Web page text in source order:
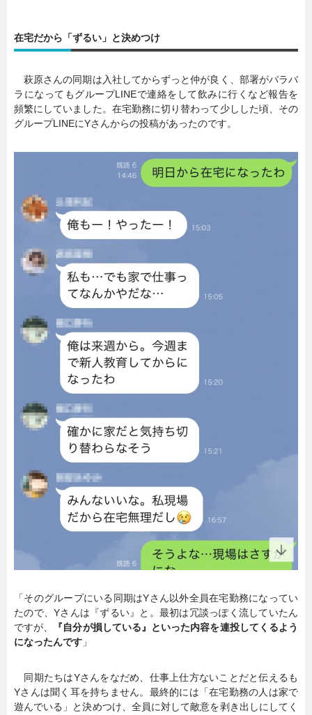
在宅だから「ずるい」と決めつけ
萩原さんの同期は入社してからずっと仲が良く、部署がバラバ
ラになってもグループLINEで連絡をして飲みに行くなど報告を
頻繁にしていました。在宅勤務に切り替わって少しした頃、その
グループLINEにYさんからの投稿があったのです。
「そのグループにいる同期はYさん以外全員在宅勤務になってい
たので、Yさんは『ずるい』と。最初は冗談っぽく流していたん
ですが、
『自分が損している』といった内容を連投してくるよう
になったんです 」
同期たちはYさんをなだめ、仕事上仕方ないことだと伝えるも
Yさんは聞く耳を持ちません。最終的には「在宅勤務の人は家で
遊んでいる」と決めつけ、全員に対して敵意を剥き出しにしてく